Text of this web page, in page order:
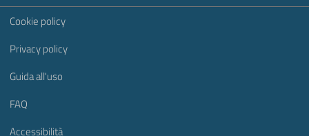
Sezione Link Utili
Cookie policy
Privacy policy
Guida all'uso
FAQ
Accessibilità